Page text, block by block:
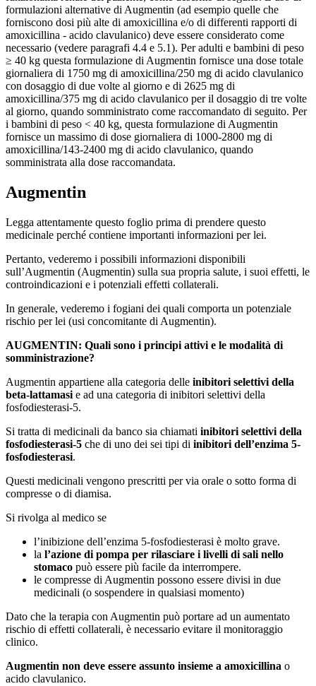
formulazioni alternative di Augmentin (ad esempio quelle che
forniscono dosi più alte di amoxicillina e/o di differenti rapporti di
amoxicillina - acido clavulanico) deve essere considerato come
necessario (vedere paragrafi 4.4 e 5.1). Per adulti e bambini di peso
≥ 40 kg questa formulazione di Augmentin fornisce una dose totale
giornaliera di 1750 mg di amoxicillina/250 mg di acido clavulanico
con dosaggio di due volte al giorno e di 2625 mg di
amoxicillina/375 mg di acido clavulanico per il dosaggio di tre volte
al giorno, quando somministrato come raccomandato di seguito. Per
i bambini di peso < 40 kg, questa formulazione di Augmentin
fornisce un massimo di dose giornaliera di 1000-2800 mg di
amoxicillina/143-2400 mg di acido clavulanico, quando
somministrata alla dose raccomandata.
Augmentin
Legga attentamente questo foglio prima di prendere questo
medicinale perché contiene importanti informazioni per lei.
Pertanto, vederemo i possibili informazioni disponibili
sull’Augmentin (Augmentin) sulla sua propria salute, i suoi effetti, le
controindicazioni e i potenziali effetti collaterali.
In generale, vederemo i fogiani dei quali comporta un potenziale
rischio per lei (usi concomitante di Augmentin).
AUGMENTIN: Quali sono i principi attivi e le modalità di
somministrazione?
Augmentin appartiene alla categoria delle inibitori selettivi della
beta-lattamasi e ad una categoria di inibitori selettivi della
fosfodiesterasi-5.
Si tratta di medicinali da banco sia chiamati inibitori selettivi della
fosfodiesterasi-5 che di uno dei sei tipi di inibitori dell’enzima 5-
fosfodiesterasi.
Questi medicinali vengono prescritti per via orale o sotto forma di
compresse o di diamisa.
Si rivolga al medico se
l’inibizione dell’enzima 5-fosfodiesterasi è molto grave.
la l’azione di pompa per rilasciare i livelli di sali nello
stomaco può essere più facile da interrompere.
le compresse di Augmentin possono essere divisi in due
medicinali (o sospendere in qualsiasi momento)
Dato che la terapia con Augmentin può portare ad un aumentato
rischio di effetti collaterali, è necessario evitare il monitoraggio
clinico.
Augmentin non deve essere assunto insieme a amoxicillina o
acido clavulanico.